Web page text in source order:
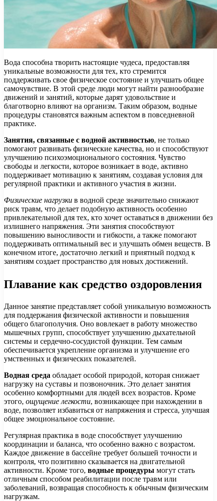
Вода способна творить настоящие чудеса, предоставляя
уникальные возможности для тех, кто стремится
поддерживать свое физическое состояние и улучшать общее
самочувствие. В этой среде люди могут найти разнообразие
движений и занятий, которые дарят удовольствие и
благотворно влияют на организм. Таким образом, водные
процедуры становятся важным аспектом в повседневной
практике.
Занятия, связанные с водной активностью, не только
помогают развивать физические качества, но и способствуют
улучшению психоэмоционального состояния. Чувство
свободы и легкости, которое возникает в воде, активно
поддерживает мотивацию к занятиям, создавая условия для
регулярной практики и активного участия в жизни.
Физические нагрузки в водной среде значительно снижают
риск травм, что делает подобную активность особенно
привлекательной для тех, кто хочет оставаться в движении без
излишнего напряжения. Эти занятия способствуют
повышению выносливости и гибкости, а также помогают
поддерживать оптимальный вес и улучшать обмен веществ. В
конечном итоге, достаточно легкий и приятный подход к
занятиям создает пространство для новых достижений.
Плавание как средство оздоровления
Данное занятие представляет собой уникальную возможность
для поддержания физической активности и повышения
общего благополучия. Оно вовлекает в работу множество
мышечных групп, способствует улучшению дыхательной
системы и сердечно-сосудистой функции. Тем самым
обеспечивается укрепление организма и улучшение его
умственных и физических показателей.
Водная среда обладает особой природой, которая снижает
нагрузку на суставы и позвоночник. Это делает занятия
особенно комфортными для людей всех возрастов. Кроме
этого, ощущение легкости, возникающее при нахождении в
воде, позволяет избавиться от напряжения и стресса, улучшая
общее эмоциональное состояние.
Регулярная практика в воде способствует улучшению
координации и баланса, что особенно важно с возрастом.
Каждое движение в бассейне требует большей точности и
контроля, что позитивно сказывается на двигательной
активности. Кроме того, водные процедуры могут стать
отличным способом реабилитации после травм или
заболеваний, возвращая способность к обычным физическим
нагрузкам.